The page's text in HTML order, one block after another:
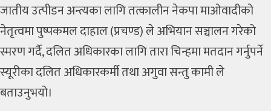
जातीय उत्पीडन अन्त्यका लागि तत्कालीन नेकपा माओवादीको
नेतृत्वमापुष्पकमल दाहाल (प्रचण्ड)ले अभियान सञ्चालन गरेको
स्मरण गर्दै, दलित अधिकारका लागि तारा चिन्हमा मतदान गर्नुपर्ने
स्यूरीका दलित अधिकारकर्मी तथा अगुवासन्तु कामीले
बताउनुभयो।